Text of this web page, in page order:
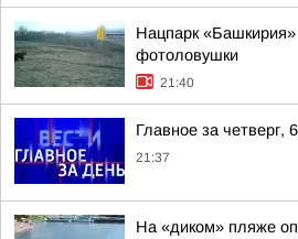
Нацпарк
фотоловушки
21:40
Главное за четверг,
21:37
На «диком» пляже